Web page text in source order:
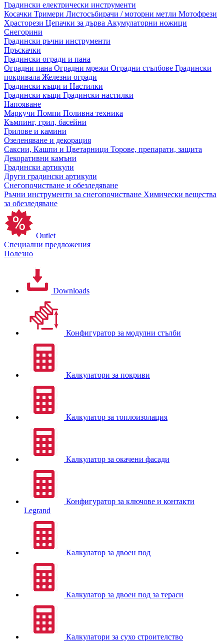
Градински електрически инструменти
Косачки Тримери Листосъбирачи / моторни метли Мотофрези
Храсторези Цепачки за дърва Акумулаторни ножици
Снегорини
Градински ръчни инструменти
Пръскачки
Градински огради и пана
Оградни пана Оградни мрежи Оградни стълбове Градински
покривала Железни огради
Градински къщи и Настилки
Градински къщи Градински настилки
Напояване
Маркучи Помпи Поливна техника
Къмпинг, грил, басейни
Грилове и камини
Озеленяване и декорация
Саксии, Кашпи и Цветарници Торове, препарати, защита
Декоративни камъни
Градински артикули
Други градински артикули
Снегопочистване и обезледяване
Ръчни инструменти за снегопочистване Химически вещества
за обезледяване
Outlet
Специални предложения
Полезно
Downloads
Конфигуратор за модулни стълби
Калкулатори за покриви
Калкулатор за топлоизолация
Калкулатор за окачени фасади
Конфигуратор за ключове и контакти
Legrand
Калкулатор за двоен под
Калкулатор за двоен под за тераси
Калкулатори за сухо строителство